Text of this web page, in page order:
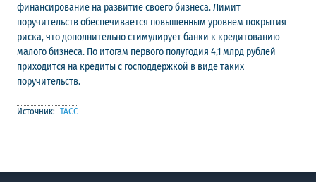
финансирование на развитие своего бизнеса. Лимит
поручительств обеспечивается повышенным уровнем покрытия
риска, что дополнительно стимулирует банки к кредитованию
малого бизнеса. По итогам первого полугодия 4,1 млрд рублей
приходится на кредиты с господдержкой в виде таких
поручительств.
Источник: ТАСС